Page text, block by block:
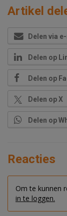
Artikel
Delen via
Delen op
Delen op
Delen op X
Delen op
Reacties
Om te kunnen
in te loggen.